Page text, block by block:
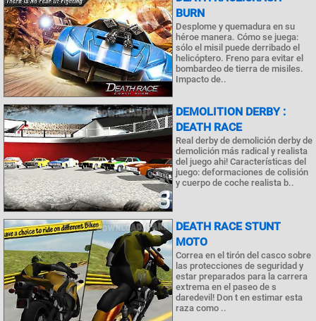
BURN
Desplome y quemadura en su
héroe manera. Cómo se juega:
sólo el misil puede derribado el
helicóptero. Freno para evitar el
bombardeo de tierra de misiles.
Impacto de..
DEMOLITION DERBY :
DEATH RACE
Real derby de demolición derby de
demolición más radical y realista
del juego ahi! Características del
juego: deformaciones de colisión
y cuerpo de coche realista b..
DEATH RACE STUNT
MOTO
Correa en el tirón del casco sobre
las protecciones de seguridad y
estar preparados para la carrera
extrema en el paseo de s
daredevil! Don t en estimar esta
raza como ..